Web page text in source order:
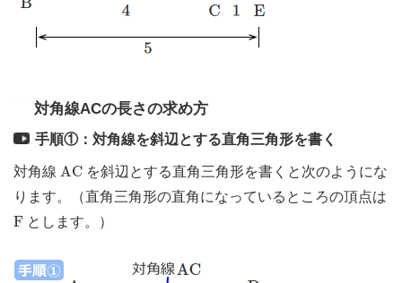
対角線ACの長さの求め方
手順①：対角線を斜辺とする直角三角形を書く
対角線 AC
A C を斜辺とする直角三角形を書くと次のようにな
ります。（直角三角形の直角になっているところの頂点は
F
F とします。）